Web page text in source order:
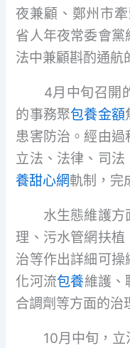
夜兼顧、鄭州市
省人年夜常委會
法中兼顧斟酌通航
4月中旬召開的
的事務聚包養金額
患害防治。經由過
立法、法律、司法
養甜心網軌制，完
水生態維護方
理、污水管網扶
治等作出詳細可
化河流包養維護、
合調劑等方面的治
10月中旬，立